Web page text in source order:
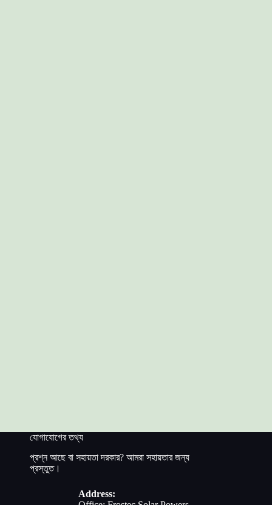
যোগাযোগের তথ্য
প্রশ্ন আছে বা সহায়তা দরকার? আমরা সহায়তার জন্য
প্রস্তুত।
Address: